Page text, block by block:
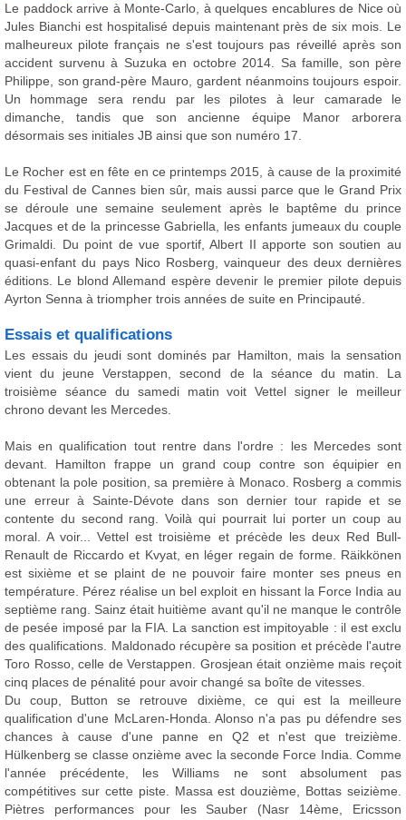
Le paddock arrive à Monte-Carlo, à quelques encablures de Nice où
Jules Bianchi est hospitalisé depuis maintenant près de six mois. Le
malheureux pilote français ne s'est toujours pas réveillé après son
accident survenu à Suzuka en octobre 2014. Sa famille, son père
Philippe, son grand-père Mauro, gardent néanmoins toujours espoir.
Un hommage sera rendu par les pilotes à leur camarade le
dimanche, tandis que son ancienne équipe Manor arborera
désormais ses initiales JB ainsi que son numéro 17.
Le Rocher est en fête en ce printemps 2015, à cause de la proximité
du Festival de Cannes bien sûr, mais aussi parce que le Grand Prix
se déroule une semaine seulement après le baptême du prince
Jacques et de la princesse Gabriella, les enfants jumeaux du couple
Grimaldi. Du point de vue sportif, Albert II apporte son soutien au
quasi-enfant du pays Nico Rosberg, vainqueur des deux dernières
éditions. Le blond Allemand espère devenir le premier pilote depuis
Ayrton Senna à triompher trois années de suite en Principauté.
Essais et qualifications
Les essais du jeudi sont dominés par Hamilton, mais la sensation
vient du jeune Verstappen, second de la séance du matin. La
troisième séance du samedi matin voit Vettel signer le meilleur
chrono devant les Mercedes.
Mais en qualification tout rentre dans l'ordre : les Mercedes sont
devant. Hamilton frappe un grand coup contre son équipier en
obtenant la pole position, sa première à Monaco. Rosberg a commis
une erreur à Sainte-Dévote dans son dernier tour rapide et se
contente du second rang. Voilà qui pourrait lui porter un coup au
moral. A voir... Vettel est troisième et précède les deux Red Bull-
Renault de Riccardo et Kvyat, en léger regain de forme. Räikkönen
est sixième et se plaint de ne pouvoir faire monter ses pneus en
température. Pérez réalise un bel exploit en hissant la Force India au
septième rang. Sainz était huitième avant qu'il ne manque le contrôle
de pesée imposé par la FIA. La sanction est impitoyable : il est exclu
des qualifications. Maldonado récupère sa position et précède l'autre
Toro Rosso, celle de Verstappen. Grosjean était onzième mais reçoit
cinq places de pénalité pour avoir changé sa boîte de vitesses.
Du coup, Button se retrouve dixième, ce qui est la meilleure
qualification d'une McLaren-Honda. Alonso n'a pas pu défendre ses
chances à cause d'une panne en Q2 et n'est que treizième.
Hülkenberg se classe onzième avec la seconde Force India. Comme
l'année précédente, les Williams ne sont absolument pas
compétitives sur cette piste. Massa est douzième, Bottas seizième.
Piètres performances pour les Sauber (Nasr 14ème, Ericsson